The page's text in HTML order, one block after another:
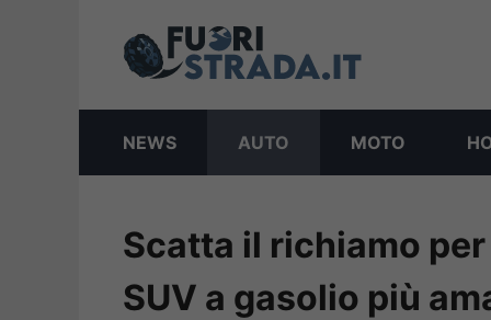
NEWS AUTO MOTO
Scatta il richiamo
SUV a gasolio più